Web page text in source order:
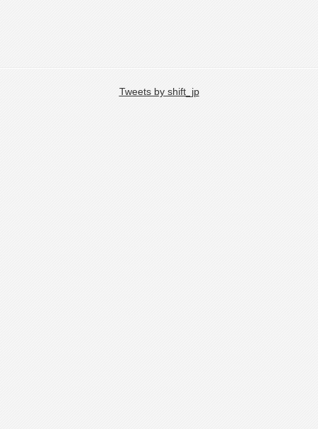
Tweets by shift_jp